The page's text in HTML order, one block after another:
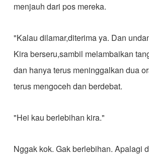
menjauh dari pos mereka.
"Kalau dilamar,diterima ya. Dan
Kira berseru,sambil melambaikan
dan hanya terus meninggalkan dua
terus mengoceh dan berdebat.
"Hei kau berlebihan kira."
Nggak kok. Gak berlebihan. Apalagi